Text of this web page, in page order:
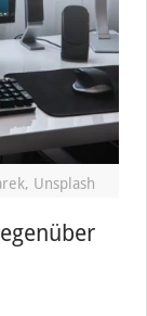
Unsplash